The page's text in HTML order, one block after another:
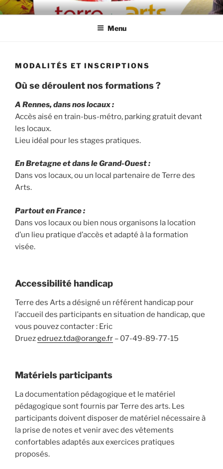
Aller
au
TERRE DES ARTS
Centre d'éveil et d'expression artistique
Menu
MODALITÉS ET INSCRIPTIONS
Où se déroulent nos formations ?
A Rennes, dans nos locaux :
Accès aisé en train-bus-métro, parking gratuit devant
les locaux.
Lieu idéal pour les stages pratiques.
En Bretagne et dans le Grand-Ouest :
Dans vos locaux, ou un local partenaire de Terre des
Arts.
Partout en France :
Dans vos locaux ou bien nous organisons la location
d’un lieu pratique d’accès et adapté à la formation
visée.
Accessibilité handicap
Terre des Arts a désigné un référent handicap pour
l’accueil des participants en situation de handicap, que
vous pouvez contacter : Eric
Druezedruez.tda@orange.fr – 07-49-89-77-15
Matériels participants
La documentation pédagogique et le matériel
pédagogique sont fournis par Terre des arts. Les
participants doivent disposer de matériel nécessaire à
la prise de notes et venir avec des vêtements
confortables adaptés aux exercices pratiques
proposés.